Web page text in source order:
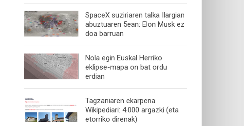
SpaceX suziriaren talka Ilargian
abuztuaren 5ean: Elon Musk ez
doa barruan
Nola egin Euskal Herriko
eklipse-mapa on bat ordu
erdian
Tagzaniaren ekarpena
Wikipediari: 4.000 argazki (eta
etorriko direnak)